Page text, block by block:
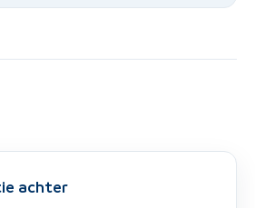
achter